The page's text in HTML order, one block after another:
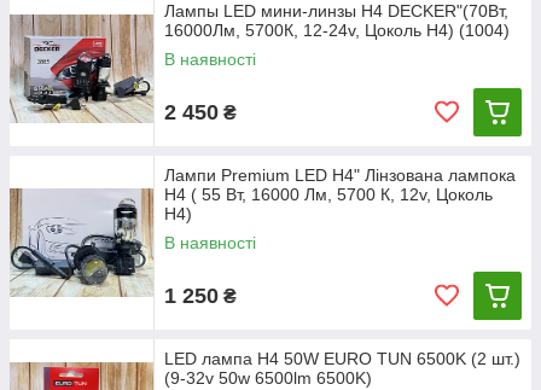
Лампы LED мини-линзы Н4 DECKER"(70Вт,
16000Лм, 5700К, 12-24v, Цоколь H4) (1004)
В наявності
2 450 ₴
Лампи Premium LED Н4" Лінзована лампока
Н4 ( 55 Вт, 16000 Лм, 5700 К, 12v, Цоколь
H4)
В наявності
1 250 ₴
LED лампа H4 50W EURO TUN 6500K (2 шт.)
(9-32v 50w 6500lm 6500K)